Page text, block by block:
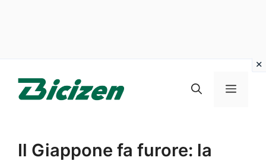
Menu
Il Giappone fa furore: la